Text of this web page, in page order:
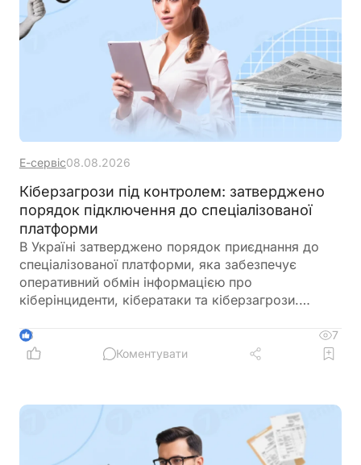
Е-сервіс08.08.2026
Кіберзагрози під контролем: затверджено
порядок підключення до спеціалізованої
платформи
В Україні затверджено порядок приєднання до
спеціалізованої платформи, яка забезпечує
оперативний обмін інформацією про
кіберінциденти, кібератаки та кіберзагрози.
між державними органами, операторами
критичної інфраструктури та іншими суб’єктами
3
7
Коментувати